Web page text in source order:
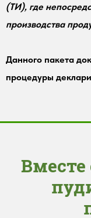
(ТИ), где
производства
Данного пакета
процедуры
Вместе